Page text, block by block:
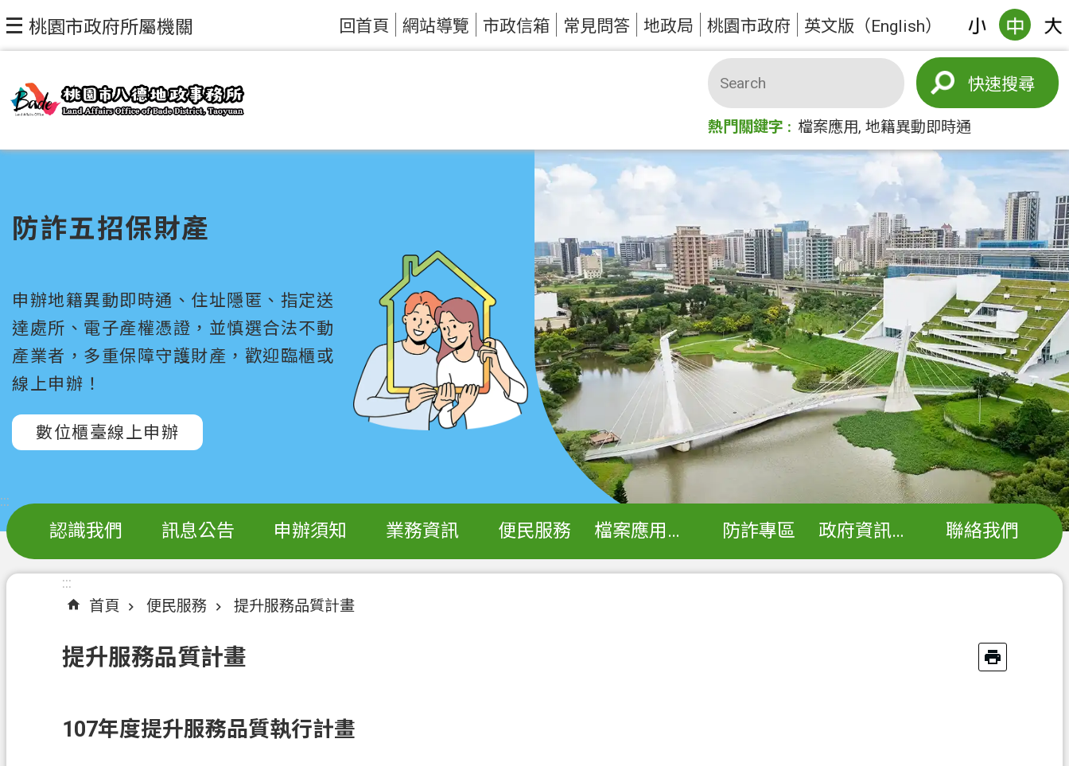
桃園市政府所屬機關 回首頁 網站導覽 市政信箱 常見問答 地政局 桃園市政府 英文版（English）
搜尋
熱門關鍵字 檔案應用 地籍異動即時通
防詐五招保財產
申辦地籍異動即時通、住址隱匿、指定送
達處所、電子產權憑證，並慎選合法不動
產業者，多重保障守護財產，歡迎臨櫃或
線上申辦！
數位櫃臺線上申辦
:::
認識我們 訊息公告 申辦須知 業務資訊 便民服務 檔案應用專區 防詐專區 政府資訊公開 聯絡我們
:::
首頁
便民服務 提升服務品質計畫
提升服務品質計畫
107年度提升服務品質執行計畫